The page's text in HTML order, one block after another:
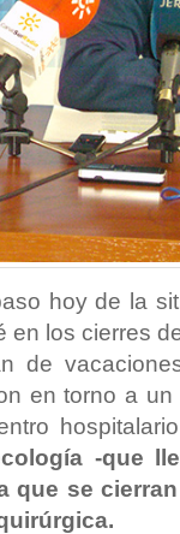
hoy de la
los cierres
de
en torno a
-que
que se